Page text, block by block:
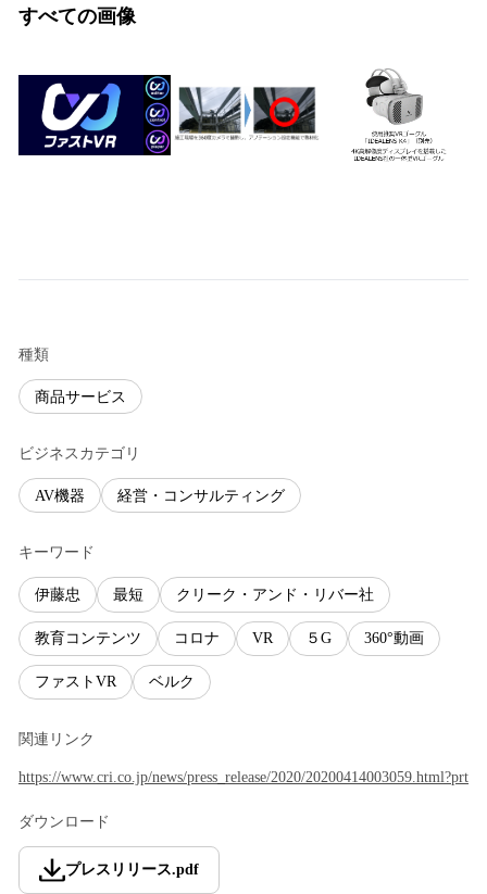
すべての画像
種類
商品サービス
ビジネスカテゴリ
AV機器 経営・コンサルティング
キーワード
伊藤忠 最短 クリーク・アンド・リバー社
教育コンテンツ コロナ VR ５G 360°動画
ファストVR ベルク
関連リンク
https://www.cri.co.jp/news/press_release/2020/20200414003059.html?prt
ダウンロード
プレスリリース.pdf